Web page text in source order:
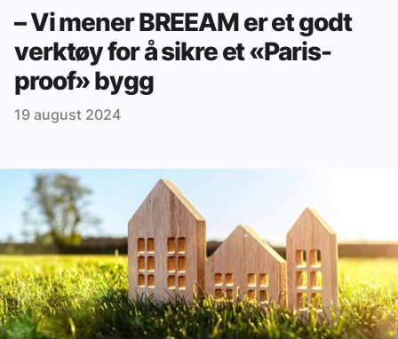
Om Byggfakta
Annonsere
Abonnere
Tips oss
Ledige stillinger
eBlad
Aktivitetskalender
– Vi mener BREEAM er et godt
verktøy for å sikre et «Paris-
proof» bygg
19 august 2024